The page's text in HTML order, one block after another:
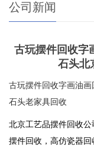
公司新闻
古玩摆件回收字
石头北
古玩摆件回收字画油
石头老家具回收
北京工艺品摆件回收
摆件回收，高仿瓷器